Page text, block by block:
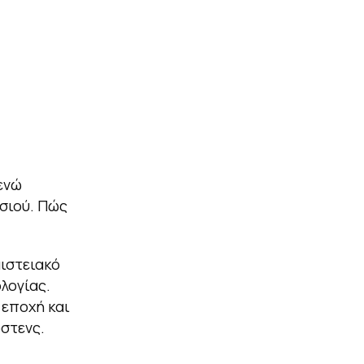
Πώς
και